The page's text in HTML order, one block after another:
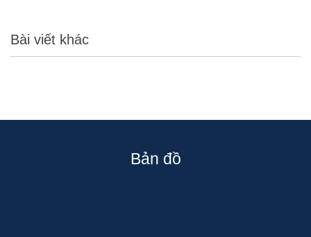
Bài viết khác
Bản đồ